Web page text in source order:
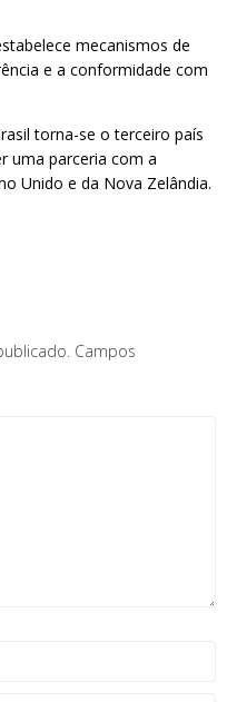
mecanismos de
e a conformidade com
torna-se o terceiro país
uma parceria com a
Unido e da Nova Zelândia.
Campos